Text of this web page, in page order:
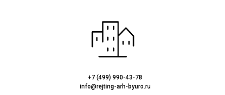
+7 (499) 990-43-78
info@rejting-arh-byuro.ru